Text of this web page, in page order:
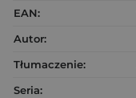
EAN:
Autor:
Tłumaczenie:
Seria: